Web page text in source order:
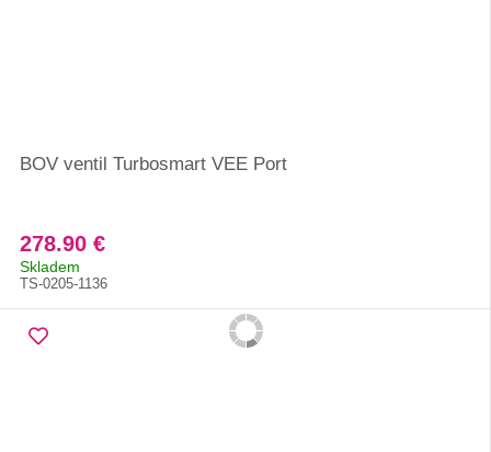
BOV ventil Turbosmart VEE Port
278.90 €
Skladem
TS-0205-1136